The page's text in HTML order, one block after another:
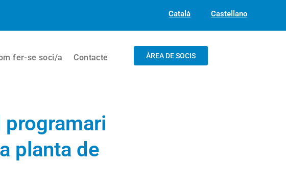
Català Castellano
fer-se soci/a Contacte ÀREA DE SOCIS
programari
planta de